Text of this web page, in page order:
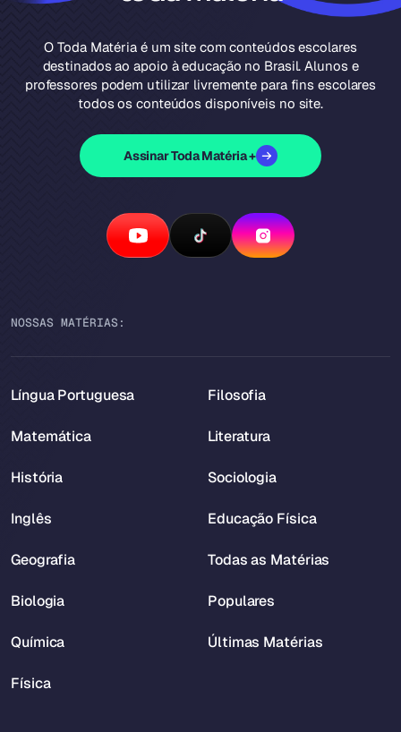
O Toda Matéria é um site com conteúdos escolares
destinados ao apoio à educação no Brasil. Alunos e
professores podem utilizar livremente para fins escolares
todos os conteúdos disponíveis no site.
Assinar Toda Matéria +
NOSSAS MATÉRIAS:
Língua Portuguesa
Matemática
História
Inglês
Geografia
Biologia
Química
Física
Filosofia
Literatura
Sociologia
Educação Física
Todas as Matérias
Populares
Últimas Matérias